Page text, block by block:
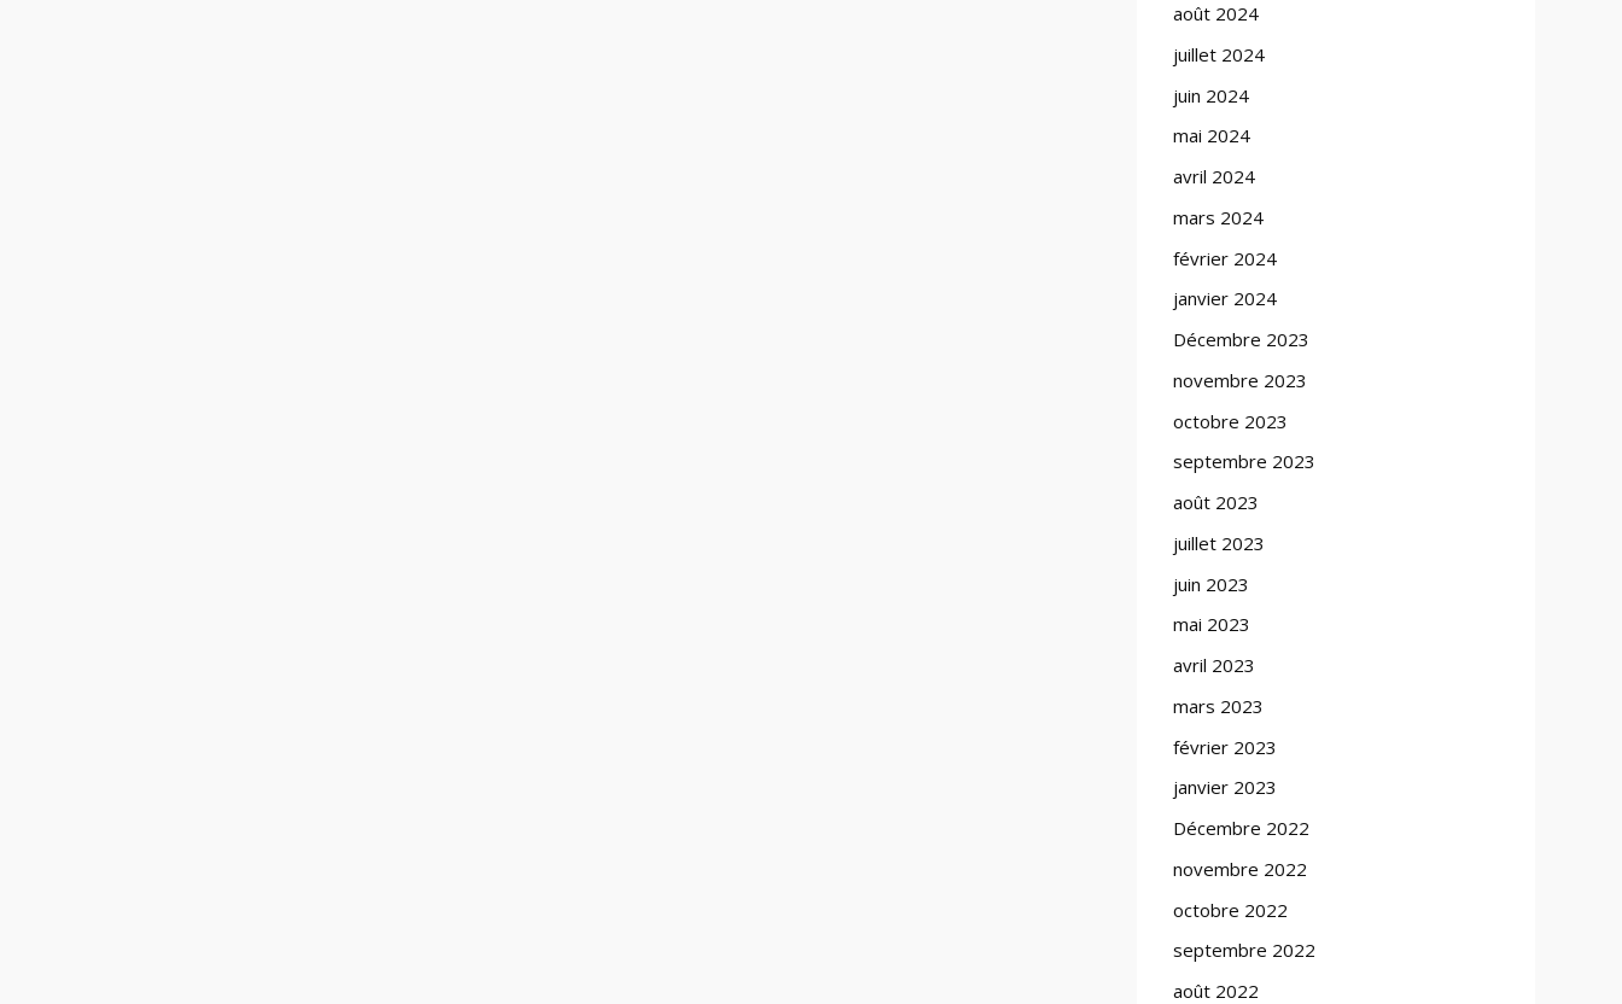
août 2024
juillet 2024
juin 2024
mai 2024
avril 2024
mars 2024
février 2024
janvier 2024
Décembre 2023
novembre 2023
octobre 2023
septembre 2023
août 2023
juillet 2023
juin 2023
mai 2023
avril 2023
mars 2023
février 2023
janvier 2023
Décembre 2022
novembre 2022
octobre 2022
septembre 2022
août 2022